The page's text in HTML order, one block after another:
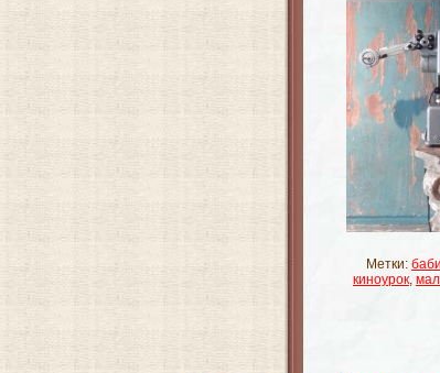
Метки:
киноурок,